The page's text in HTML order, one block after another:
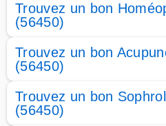
Trouvez un bon
(56450)
Trouvez un bon
(56450)
Trouvez un bon
(56450)